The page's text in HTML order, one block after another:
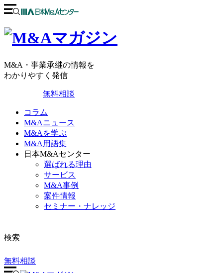
M&A・事業承継の情報を
わかりやすく発信
無料相談
コラム
M&Aニュース
M&Aを学ぶ
M&A用語集
日本M&Aセンター
選ばれる理由
サービス
M&A事例
案件情報
セミナー・ナレッジ
検索
無料相談